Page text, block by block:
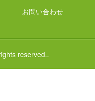
お問い合わせ
reserved..